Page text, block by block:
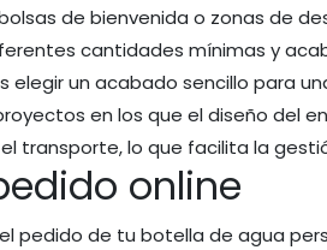
de bienvenida o zonas de
cantidades mínimas y
elegir un acabado sencillo para
en los que el diseño del
el transporte, lo que facilita la
online
pedido de tu botella de agua